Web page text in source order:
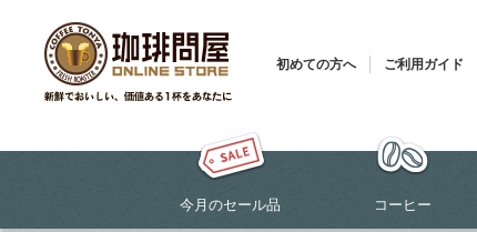
初めての方へ ご利用ガイド
今月のセール品 コーヒー